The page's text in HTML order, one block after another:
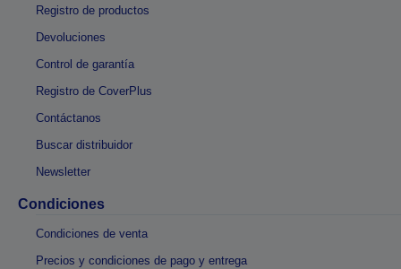
Registro de productos
Devoluciones
Control de garantía
Registro de CoverPlus
Contáctanos
Buscar distribuidor
Newsletter
Condiciones
Condiciones de venta
Precios y condiciones de pago y entrega